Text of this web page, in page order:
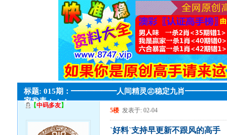
标题: 015期：━━━━━━人间精灵㊣稳定九肖━━━━━━
家发表；；；
【中码多友】
5楼 发表于: 02-04
`好料`支持早更新不跟风的高手